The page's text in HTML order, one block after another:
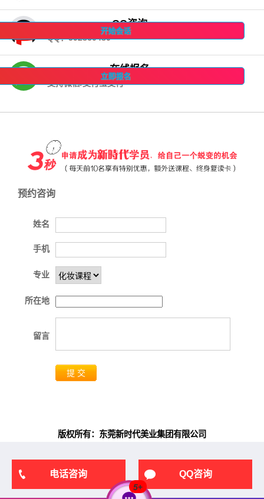
QQ咨询
QQ：592860480
开始会话
在线报名
支持微信/支付宝支付
立即报名
预约咨询
姓名
手机
专业
所在地
留言
提 交
版权所有：东莞新时代美业集团有限公司
电话咨询 QQ咨询
5+